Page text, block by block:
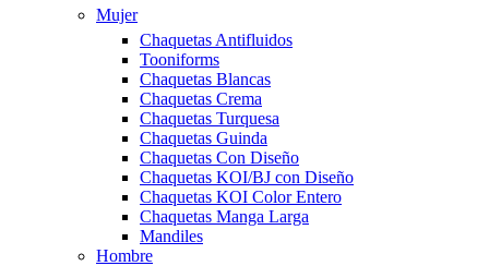
Mujer
Chaquetas Antifluidos
Tooniforms
Chaquetas Blancas
Chaquetas Crema
Chaquetas Turquesa
Chaquetas Guinda
Chaquetas Con Diseño
Chaquetas KOI/BJ con Diseño
Chaquetas KOI Color Entero
Chaquetas Manga Larga
Mandiles
Hombre